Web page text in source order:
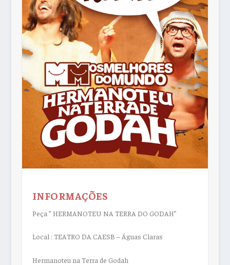
INFORMAÇÕES
Peça ” HERMANOTEU NA TERRA DO GODAH”
Local : TEATRO DA CAESB – Águas Claras
Hermanoteu na Terra de Godah